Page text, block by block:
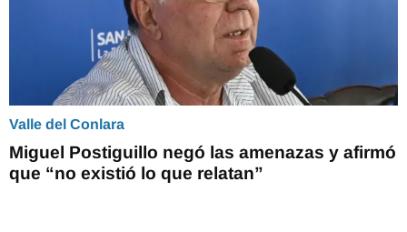
Valle del Conlara
Miguel Postiguillo negó las amenazas y afirmó
que “no existió lo que relatan”